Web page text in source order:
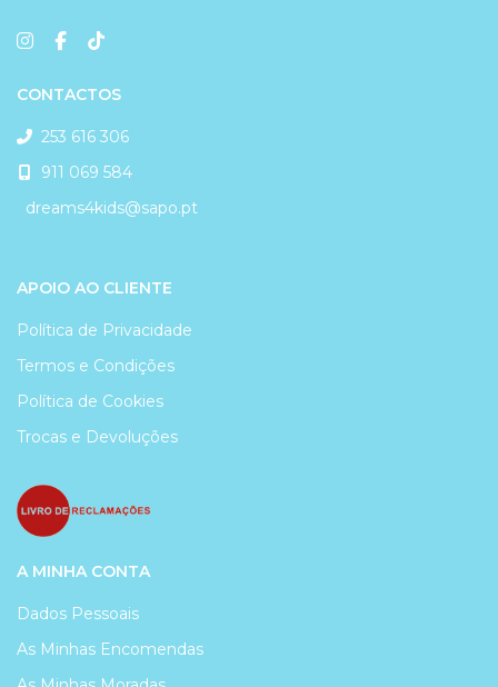
CONTACTOS
253 616 306
911 069 584
dreams4kids@sapo.pt
APOIO AO CLIENTE
Política de Privacidade
Termos e Condições
Política de Cookies
Trocas e Devoluções
A MINHA CONTA
Dados Pessoais
As Minhas Encomendas